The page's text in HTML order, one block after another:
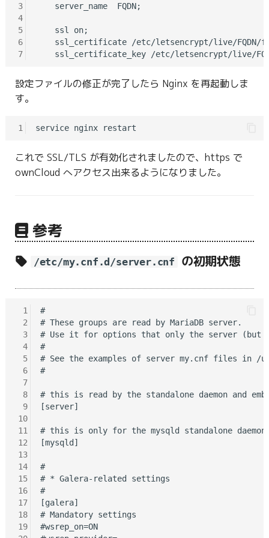
3
4
5
6
7
    server_name  FQDN;
    ssl on;
ssl_certificate /etc/letsencrypt/live/FQDN/
設定ファイルの修正が完了したら Nginx を再起動しま
す。
1
これで SSL/TLS が有効化されましたので、https で
ownCloud へアクセス出来るようになりました。
参考
/etc/my.cnf.d/server.cnf の初期状態
1
2
3
4
5
6
7
8
9
10
11
12
13
14
15
16
17
18
19
#
# These groups are read by MariaDB server.
# Use it for options that only the server (but
#
# See the examples of server my.cnf files in /
#
# this is read by the standalone daemon and
[server]
# this is only for the mysqld standalone daemon
[mysqld]
#
# * Galera-related settings
#
[galera]
# Mandatory settings
#wsrep_on=ON